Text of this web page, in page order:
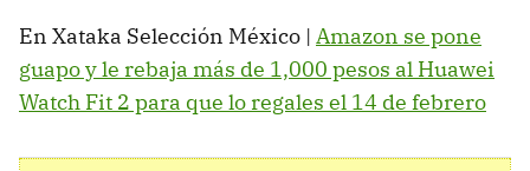
En Xataka Selección México | Amazon se pone
guapo y le rebaja más de 1,000 pesos al Huawei
Watch Fit 2 para que lo regales el 14 de febrero